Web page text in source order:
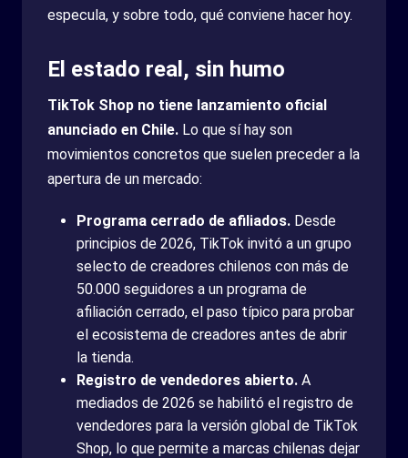
especula, y sobre todo, qué conviene hacer hoy.
El estado real, sin humo
TikTok Shop no tiene lanzamiento oficial
anunciado en Chile. Lo que sí hay son
movimientos concretos que suelen preceder a la
apertura de un mercado:
Programa cerrado de afiliados. Desde
principios de 2026, TikTok invitó a un grupo
selecto de creadores chilenos con más de
50.000 seguidores a un programa de
afiliación cerrado, el paso típico para probar
el ecosistema de creadores antes de abrir
la tienda.
Registro de vendedores abierto. A
mediados de 2026 se habilitó el registro de
vendedores para la versión global de TikTok
Shop, lo que permite a marcas chilenas dejar